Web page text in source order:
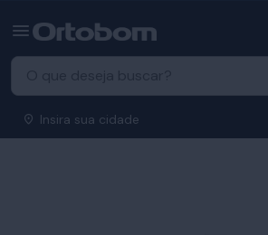
Insira sua cidade